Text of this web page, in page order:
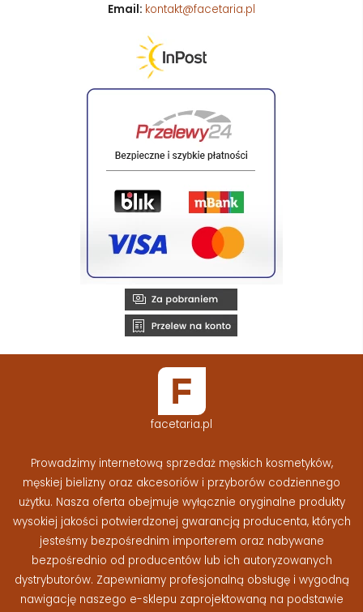
Email: kontakt@facetaria.pl
facetaria.pl
Prowadzimy internetową sprzedaż męskich kosmetyków,
męskiej bielizny oraz akcesoriów i przyborów codziennego
użytku. Nasza oferta obejmuje wyłącznie oryginalne produkty
wysokiej jakości potwierdzonej gwarancją producenta, których
jesteśmy bezpośrednim importerem oraz nabywane
bezpośrednio od producentów lub ich autoryzowanych
dystrybutorów. Zapewniamy profesjonalną obsługę i wygodną
nawigację naszego e-sklepu zaprojektowaną na podstawie